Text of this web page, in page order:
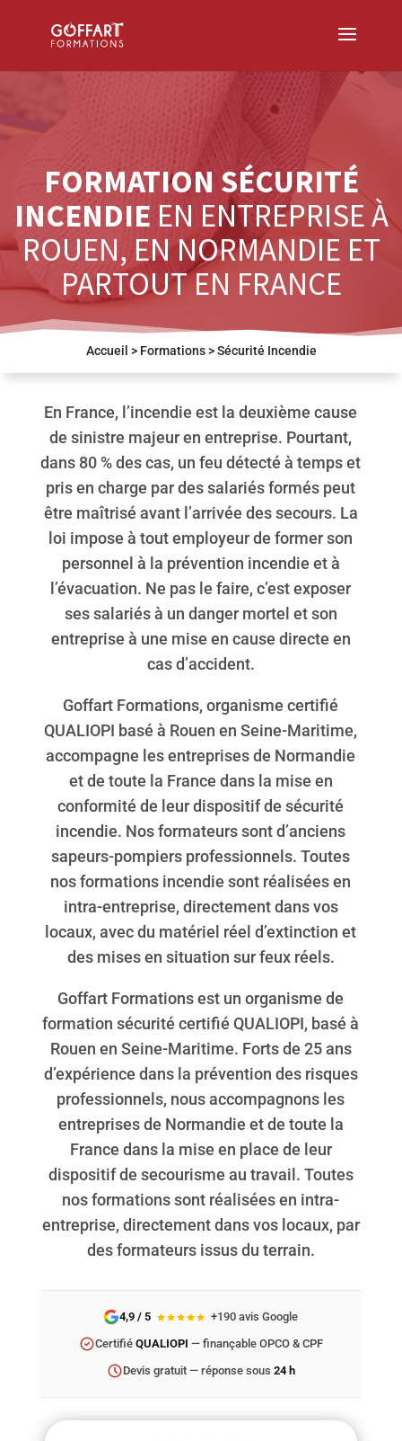
FORMATION SÉCURITÉ
INCENDIE EN ENTREPRISE À
ROUEN, EN NORMANDIE ET
PARTOUT EN FRANCE
Accueil > Formations>Sécurité Incendie
En France, l’incendie est la deuxième cause
de sinistre majeur en entreprise. Pourtant,
dans 80 % des cas, un feu détecté à temps et
pris en charge par des salariés formés peut
être maîtrisé avant l’arrivée des secours. La
loi impose à tout employeur de former son
personnel à la prévention incendie et à
l’évacuation. Ne pas le faire, c’est exposer
ses salariés à un danger mortel et son
entreprise à une mise en cause directe en
cas d’accident.
Goffart Formations, organisme certifié
QUALIOPI basé à Rouen en Seine-Maritime,
accompagne les entreprises de Normandie
et de toute la France dans la mise en
conformité de leur dispositif de sécurité
incendie. Nos formateurs sont d’anciens
sapeurs-pompiers professionnels. Toutes
nos formations incendie sont réalisées en
intra-entreprise, directement dans vos
locaux, avec du matériel réel d’extinction et
des mises en situation sur feux réels.
Goffart Formations est un organisme de
formation sécurité certifié QUALIOPI, basé à
Rouen en Seine-Maritime. Forts de 25 ans
d’expérience dans la prévention des risques
professionnels, nous accompagnons les
entreprises de Normandie et de toute la
France dans la mise en place de leur
dispositif de secourisme au travail. Toutes
nos formations sont réalisées en intra-
entreprise, directement dans vos locaux, par
des formateurs issus du terrain.
4,9 / 5
+190 avis Google
Certifié QUALIOPI — finançable OPCO & CPF
Devis gratuit — réponse sous 24 h